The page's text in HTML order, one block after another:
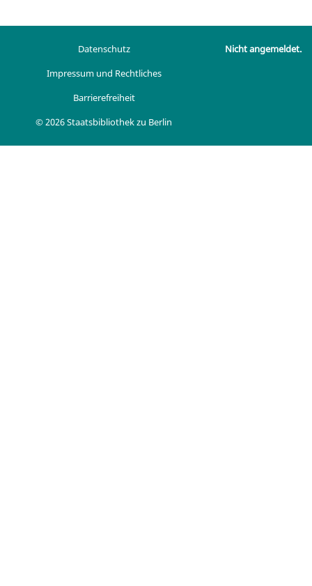
Datenschutz
Impressum und Rechtliches
Barrierefreiheit
© 2026 Staatsbibliothek zu Berlin
Nicht angemeldet.